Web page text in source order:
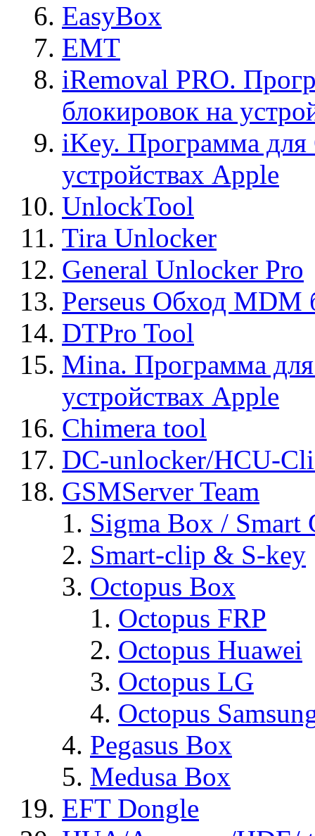
EasyBox
EMT
iRemoval PRO.
блокировок на
iKey. Программа для
устройствах Apple
UnlockTool
Tira Unlocker
General Unlocker Pro
Perseus Обход MDM
DTPro Tool
Mina. Программа
устройствах Apple
Chimera tool
DC-unlocker/HCU-
GSMServer Team
Sigma Box / Smart
Smart-clip & S-key
Octopus Box
Octopus FRP
Octopus Huawei
Octopus LG
Octopus
Pegasus Box
Medusa Box
EFT Dongle